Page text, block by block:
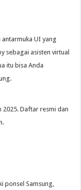
antarmuka UI yang
sebagai asisten virtual
itu bisa Anda
2025. Daftar resmi dan
ponsel Samsung,